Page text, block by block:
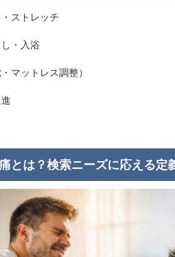
ストレッチ
・入浴
マットレス調整）
とは？検索ニーズに応える定